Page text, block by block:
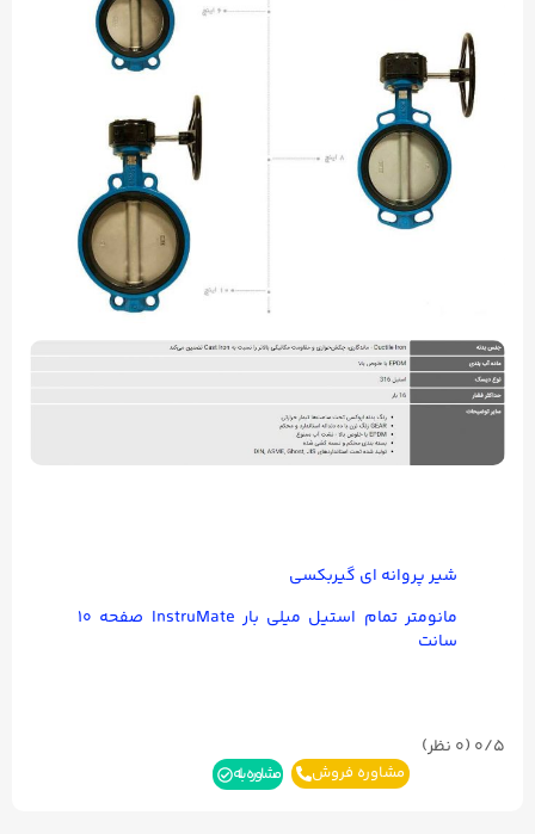
شیر پروانه ای گیربکسی
مانومتر تمام استیل میلی بار InstruMate صفحه ۱۰
سانت
0/5 (۰ نظر)
مشاوره فروش مشاوره بله